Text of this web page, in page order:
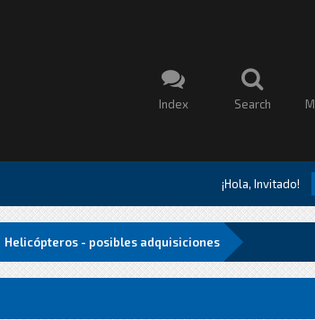
Index Search
¡Hola, Invitado!
Helicópteros - posibles adquisiciones